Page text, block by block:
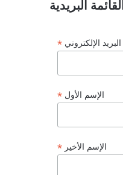
القائمة البريدية
البريد الإلكتروني *
الإسم الأول *
الإسم الأخير *